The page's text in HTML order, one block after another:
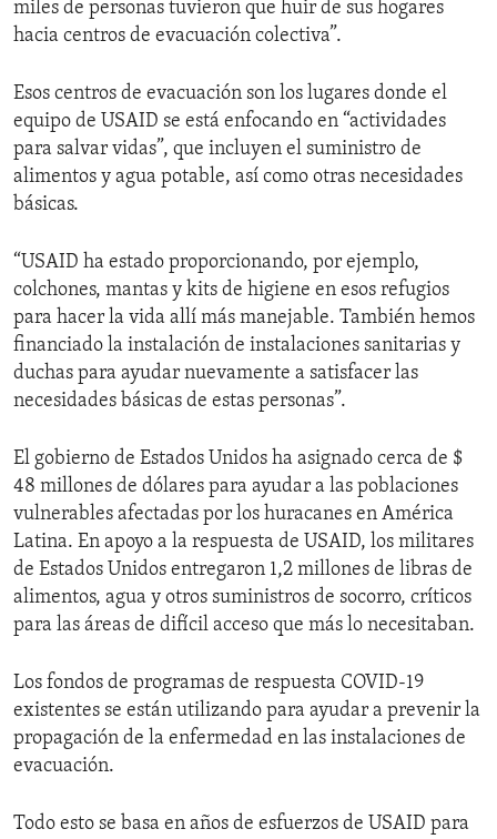
miles de personas tuvieron que huir de sus hogares
hacia centros de evacuación colectiva”.
Esos centros de evacuación son los lugares donde el
equipo de USAID se está enfocando en “actividades
para salvar vidas”, que incluyen el suministro de
alimentos y agua potable, así como otras necesidades
básicas.
“USAID ha estado proporcionando, por ejemplo,
colchones, mantas y kits de higiene en esos refugios
para hacer la vida allí más manejable. También hemos
financiado la instalación de instalaciones sanitarias y
duchas para ayudar nuevamente a satisfacer las
necesidades básicas de estas personas”.
El gobierno de Estados Unidos ha asignado cerca de $
48 millones de dólares para ayudar a las poblaciones
vulnerables afectadas por los huracanes en América
Latina. En apoyo a la respuesta de USAID, los militares
de Estados Unidos entregaron 1,2 millones de libras de
alimentos, agua y otros suministros de socorro, críticos
para las áreas de difícil acceso que más lo necesitaban.
Los fondos de programas de respuesta COVID-19
existentes se están utilizando para ayudar a prevenir la
propagación de la enfermedad en las instalaciones de
evacuación.
Todo esto se basa en años de esfuerzos de USAID para